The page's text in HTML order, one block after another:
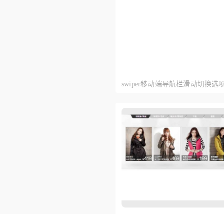
swiper移动端导航栏滑动切换选